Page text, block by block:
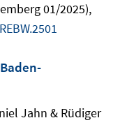
01/2025),
Jahn & Rüdiger